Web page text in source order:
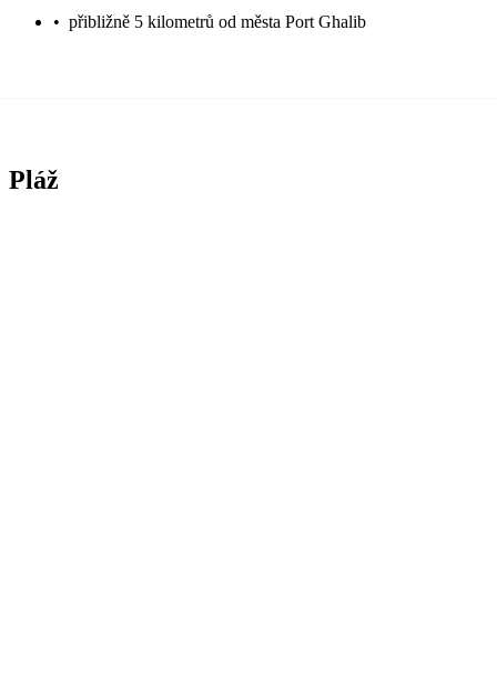
• přibližně 5 kilometrů od města Port Ghalib
Pláž